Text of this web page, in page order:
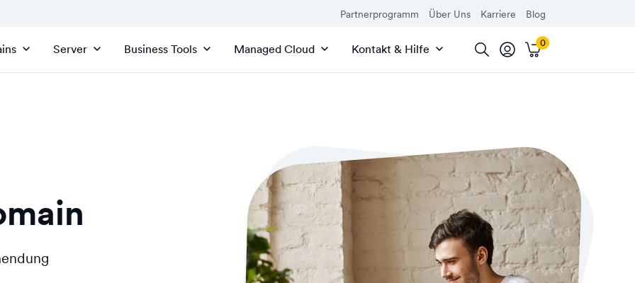
Partnerprogramm Über Uns Karriere Blog
Server Business Tools Managed Cloud Kontakt & Hilfe